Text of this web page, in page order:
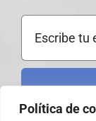
Política de